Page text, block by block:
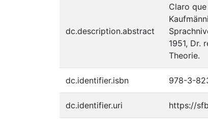
dc.description.abstract
Claro
1951, Dr.
Theorie.
dc.identifier.isbn 978-3-
dc.identifier.uri https://